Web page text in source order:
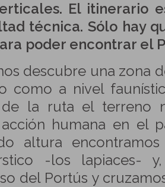
El itinerario
técnica. Sólo hay
poder encontrar el
descubre una zona
como a nivel
la ruta el terreno
humana en el
altura
-los lapiaces-
del Portús y